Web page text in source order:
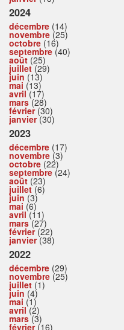
2024
décembre (14)
novembre (25)
octobre (16)
septembre (40)
août (25)
juillet(29)
juin (13)
mai (13)
avril(17)
mars(28)
février(30)
janvier(30)
2023
décembre (17)
novembre (3)
octobre (22)
septembre (24)
août (23)
juillet(6)
juin (3)
mai (6)
avril(11)
mars(27)
février(22)
janvier(38)
2022
décembre (29)
novembre (25)
juillet (1)
juin (4)
mai (1)
avril(2)
mars(3)
février(16)